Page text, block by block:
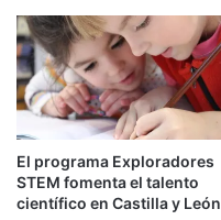
El programa Exploradores
STEM fomenta el talento
científico en Castilla y León